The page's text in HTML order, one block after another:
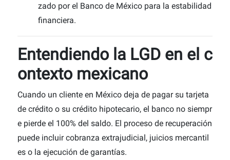
zado por el Banco de México para la estabilidad
financiera.
Entendiendo la LGD en el c
ontexto mexicano
Cuando un cliente en México deja de pagar su tarjeta
de crédito o su crédito hipotecario, el banco no siempr
e pierde el 100% del saldo. El proceso de recuperación
puede incluir cobranza extrajudicial, juicios mercantil
es o la ejecución de garantías.